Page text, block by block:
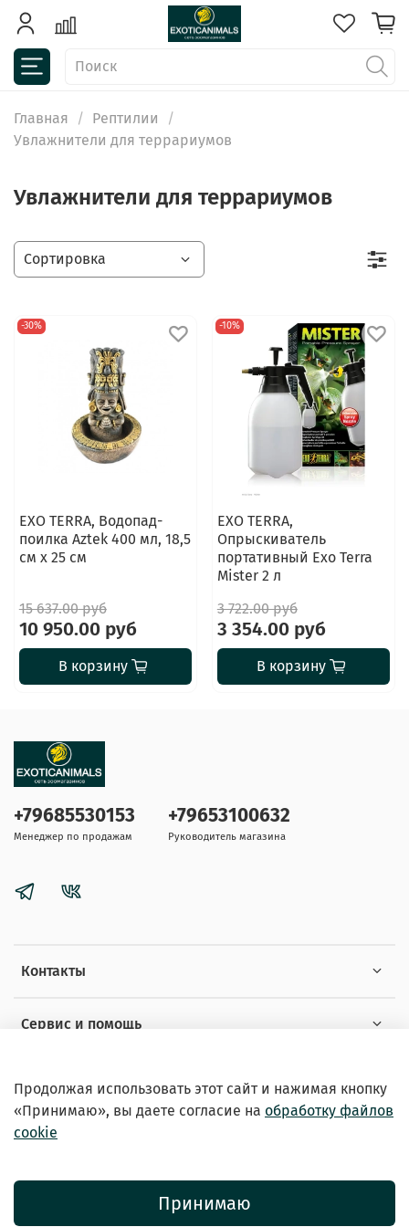
Главная
Рептилии
Увлажнители для террариумов
Увлажнители для террариумов
-30%
EXO TERRA, Водопад-
поилка Aztek 400 мл, 18,5
см x 25 см
15 637.00 руб
10 950.00 руб
В корзину
-10%
EXO TERRA,
Опрыскиватель
портативный Exo Terra
Mister 2 л
3 722.00 руб
3 354.00 руб
В корзину
Контакты
Сервис и помощь
+79685530153
Менеджер по продажам
+79653100632
Руководитель магазина
© 2026 Зоомагазин «EXOTICANIMALS»
Продолжая использовать этот сайт и нажимая кнопку
«Принимаю», вы даете согласие на обработку файлов
cookie
Принимаю